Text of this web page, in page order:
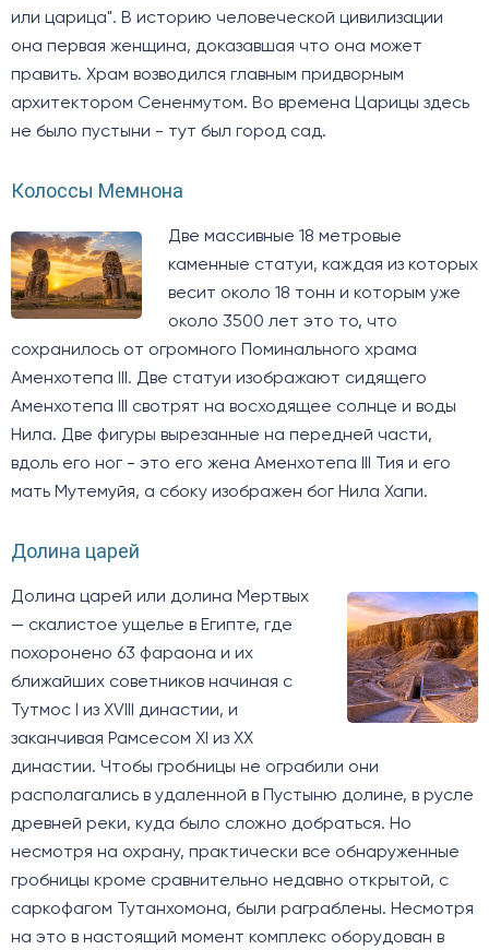
или царица". В историю человеческой цивилизации
она первая женщина, доказавшая что она может
править. Храм возводился главным придворным
архитектором Сененмутом. Во времена Царицы здесь
не было пустыни - тут был город сад.
Колоссы Мемнона
Две массивные 18 метровые
каменные статуи, каждая из которых
весит около 18 тонн и которым уже
около 3500 лет это то, что
сохранилось от огромного Поминального храма
Аменхотепа III. Две статуи изображают сидящего
Аменхотепа III свотрят на восходящее солнце и воды
Нила. Две фигуры вырезанные на передней части,
вдоль его ног - это его жена Аменхотепа III Тия и его
мать Мутемуйя, а сбоку изображен бог Нила Хапи.
Долина царей
Долина царей или долина Мертвых
— скалистое ущелье в Египте, где
похоронено 63 фараона и их
ближайших советников начиная с
Тутмос I из XVIII династии, и
заканчивая Рамсесом XI из XX
династии. Чтобы гробницы не ограбили они
располагались в удаленной в Пустыню долине, в русле
древней реки, куда было сложно добраться. Но
несмотря на охрану, практически все обнаруженные
гробницы кроме сравнительно недавно открытой, с
саркофагом Тутанхомона, были раграблены. Несмотря
на это в настоящий момент комплекс оборудован в